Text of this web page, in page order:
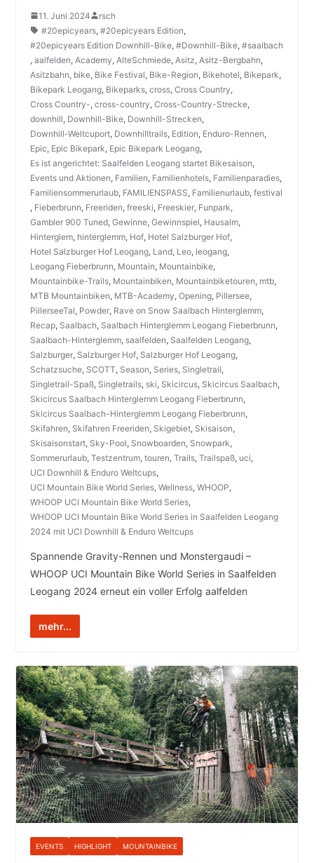
11. Juni 2024
rsch
#20epicyears, #20epicyears Edition,
#20epicyears Edition Downhill-Bike, #Downhill-Bike, #saalbach
, aalfelden, Academy, AlteSchmiede, Asitz, Asitz-Bergbahn,
Asitzbahn, bike, Bike Festival, Bike-Region, Bikehotel, Bikepark,
Bikepark Leogang, Bikeparks, cross, Cross Country,
Cross Country-, cross-country, Cross-Country-Strecke,
downhill, Downhill-Bike, Downhill-Strecken,
Downhill-Weltcuport, Downhilltrails, Edition, Enduro-Rennen,
Epic, Epic Bikepark, Epic Bikepark Leogang,
Es ist angerichtet: Saalfelden Leogang startet Bikesaison,
Events und Aktionen, Familien, Familienhotels, Familienparadies,
Familiensommerurlaub, FAMILIENSPASS, Familienurlaub, festival
, Fieberbrunn, Freeriden, freeski, Freeskier, Funpark,
Gambler 900 Tuned, Gewinne, Gewinnspiel, Hausalm,
Hinterglem, hinterglemm, Hof, Hotel Salzburger Hof,
Hotel Salzburger Hof Leogang, Land, Leo, leogang,
Leogang Fieberbrunn, Mountain, Mountainbike,
Mountainbike-Trails, Mountainbiken, Mountainbiketouren, mtb,
MTB Mountainbiken, MTB-Academy, Opening, Pillersee,
PillerseeTal, Powder, Rave on Snow Saalbach Hinterglemm,
Recap, Saalbach, Saalbach Hinterglemm Leogang Fieberbrunn,
Saalbach-Hinterglemm, saalfelden, Saalfelden Leogang,
Salzburger, Salzburger Hof, Salzburger Hof Leogang,
Schatzsuche, SCOTT, Season, Series, Singletrail,
Singletrail-Spaß, Singletrails, ski, Skicircus, Skicircus Saalbach,
Skicircus Saalbach Hinterglemm Leogang Fieberbrunn,
Skicircus Saalbach-Hinterglemm Leogang Fieberbrunn,
Skifahren, Skifahren Freeriden, Skigebiet, Skisaison,
Skisaisonstart, Sky-Pool, Snowboarden, Snowpark,
Sommerurlaub, Testzentrum, touren, Trails, Trailspaß, uci,
UCI Downhill & Enduro Weltcups,
UCI Mountain Bike World Series, Wellness, WHOOP,
WHOOP UCI Mountain Bike World Series,
WHOOP UCI Mountain Bike World Series in Saalfelden Leogang
2024 mit UCI Downhill & Enduro Weltcups
Spannende Gravity-Rennen und Monstergaudi –
WHOOP UCI Mountain Bike World Series in Saalfelden
Leogang 2024 erneut ein voller Erfolg aalfelden
mehr...
EVENTS HIGHLIGHT MOUNTAINBIKE